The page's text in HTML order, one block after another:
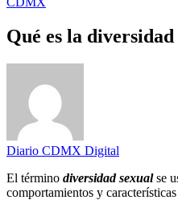
Qué es la
Diario CDMX Digital
El término diversidad sexualse
comportamientos y